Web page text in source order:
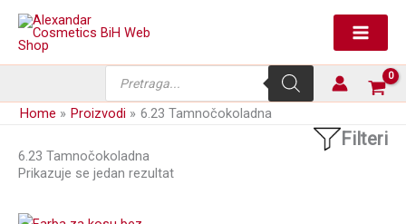
Skip
content
search
Home Proizvodi 6.23 Tamnočokoladna
6.23 Tamnočokoladna
Filteri
Prikazuje se jedan rezultat